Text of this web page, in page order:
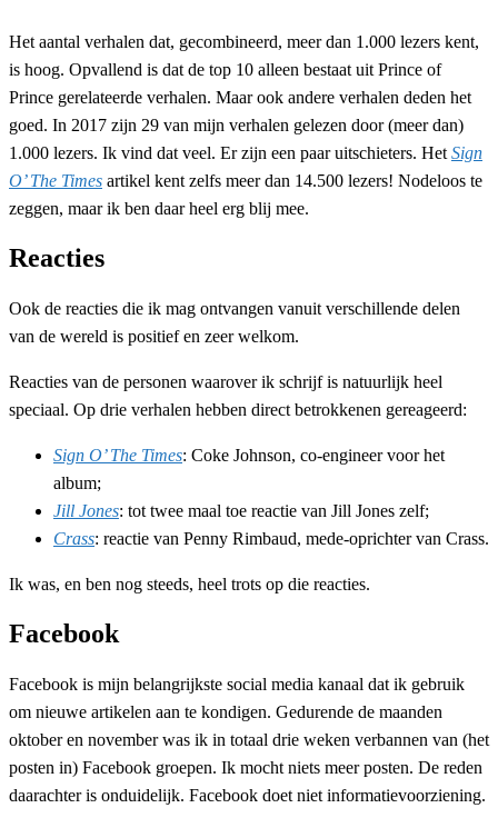
Het aantal verhalen dat, gecombineerd, meer dan 1.000 lezers kent,
is hoog. Opvallend is dat de top 10 alleen bestaat uit Prince of
Prince gerelateerde verhalen. Maar ook andere verhalen deden het
goed. In 2017 zijn 29 van mijn verhalen gelezen door (meer dan)
1.000 lezers. Ik vind dat veel. Er zijn een paar uitschieters. Het Sign
O’ The Times artikel kent zelfs meer dan 14.500 lezers! Nodeloos te
zeggen, maar ik ben daar heel erg blij mee.
Reacties
Ook de reacties die ik mag ontvangen vanuit verschillende delen
van de wereld is positief en zeer welkom.
Reacties van de personen waarover ik schrijf is natuurlijk heel
speciaal. Op drie verhalen hebben direct betrokkenen gereageerd:
Sign O’ The Times: Coke Johnson, co-engineer voor het
album;
Jill Jones: tot twee maal toe reactie van Jill Jones zelf;
Crass: reactie van Penny Rimbaud, mede-oprichter van Crass.
Ik was, en ben nog steeds, heel trots op die reacties.
Facebook
Facebook is mijn belangrijkste social media kanaal dat ik gebruik
om nieuwe artikelen aan te kondigen. Gedurende de maanden
oktober en november was ik in totaal drie weken verbannen van (het
posten in) Facebook groepen. Ik mocht niets meer posten. De reden
daarachter is onduidelijk. Facebook doet niet informatievoorziening.